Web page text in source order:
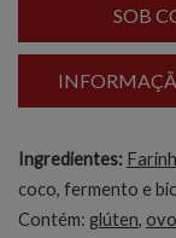
SOB
Ingredientes:
coco, fermento e
Contém: glúten,